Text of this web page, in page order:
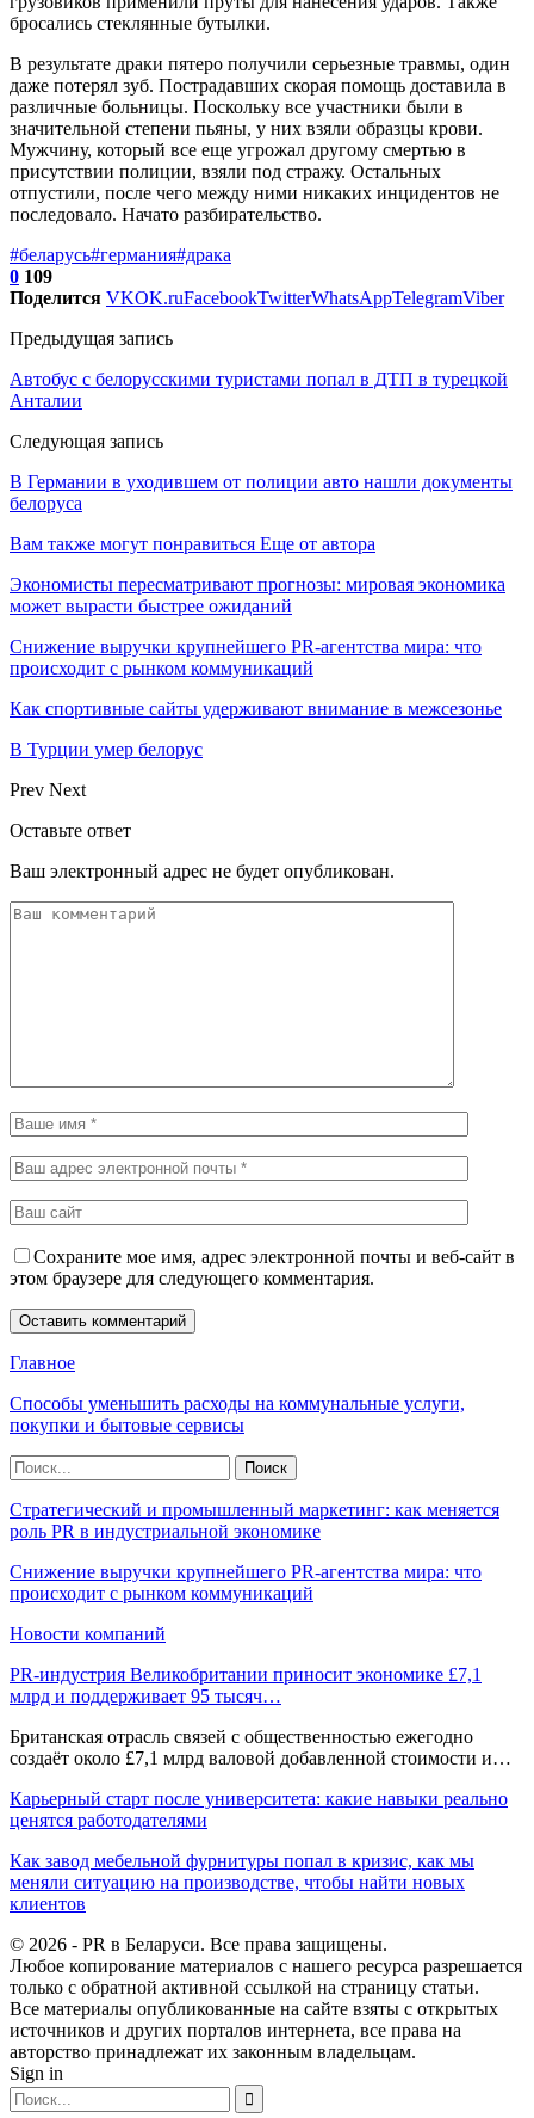
бросались стеклянные бутылки.
В результате драки пятеро получили серьезные травмы, один
даже потерял зуб. Пострадавших скорая помощь доставила в
различные больницы. Поскольку все участники были в
значительной степени пьяны, у них взяли образцы крови.
Мужчину, который все еще угрожал другому смертью в
присутствии полиции, взяли под стражу. Остальных
отпустили, после чего между ними никаких инцидентов не
последовало. Начато разбирательство.
#беларусь#германия#драка
0 109
Поделится VKOK.ruFacebookTwitterWhatsAppTelegramViber
Предыдущая запись
Автобус с белорусскими туристами попал в ДТП в турецкой
Анталии
Следующая запись
В Германии в уходившем от полиции авто нашли документы
белоруса
Вам также могут понравиться Еще от автора
Экономисты пересматривают прогнозы: мировая экономика
может вырасти быстрее ожиданий
Снижение выручки крупнейшего PR-агентства мира: что
происходит с рынком коммуникаций
Как спортивные сайты удерживают внимание в межсезонье
В Турции умер белорус
Prev Next
Оставьте ответ
Ваш электронный адрес не будет опубликован.
Сохраните мое имя, адрес электронной почты и веб-сайт в
этом браузере для следующего комментария.
Главное
Способы уменьшить расходы на коммунальные услуги,
покупки и бытовые сервисы
Стратегический и промышленный маркетинг: как меняется
роль PR в индустриальной экономике
Снижение выручки крупнейшего PR-агентства мира: что
происходит с рынком коммуникаций
Новости компаний
PR-индустрия Великобритании приносит экономике £7,1
млрд и поддерживает 95 тысяч…
Британская отрасль связей с общественностью ежегодно
создаёт около £7,1 млрд валовой добавленной стоимости и…
Карьерный старт после университета: какие навыки реально
ценятся работодателями
Как завод мебельной фурнитуры попал в кризис, как мы
меняли ситуацию на производстве, чтобы найти новых
клиентов
© 2026 - PR в Беларуси. Все права защищены.
Любое копирование материалов с нашего ресурса разрешается
только с обратной активной ссылкой на страницу статьи.
Все материалы опубликованные на сайте взяты с открытых
источников и других порталов интернета, все права на
авторство принадлежат их законным владельцам.
Sign in